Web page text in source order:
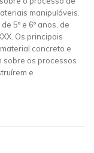
manipuláveis.
5º e 6º anos, de
Os principais
concreto e
sobre os processos
e